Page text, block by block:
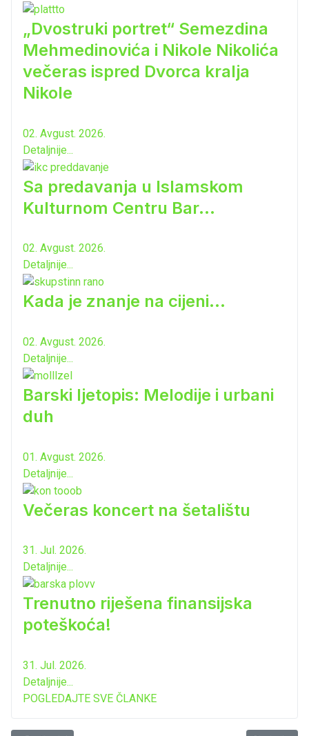
„Dvostruki portret“ Semezdina
Mehmedinovića i Nikole Nikolića
večeras ispred Dvorca kralja
Nikole
02. Avgust. 2026.
Detaljnije...
Sa predavanja u Islamskom
Kulturnom Centru Bar...
02. Avgust. 2026.
Detaljnije...
Kada je znanje na cijeni...
02. Avgust. 2026.
Detaljnije...
Barski ljetopis: Melodije i urbani
duh
01. Avgust. 2026.
Detaljnije...
Večeras koncert na šetalištu
31. Jul. 2026.
Detaljnije...
Trenutno riješena finansijska
poteškoća!
31. Jul. 2026.
Detaljnije...
POGLEDAJTE SVE ČLANKE